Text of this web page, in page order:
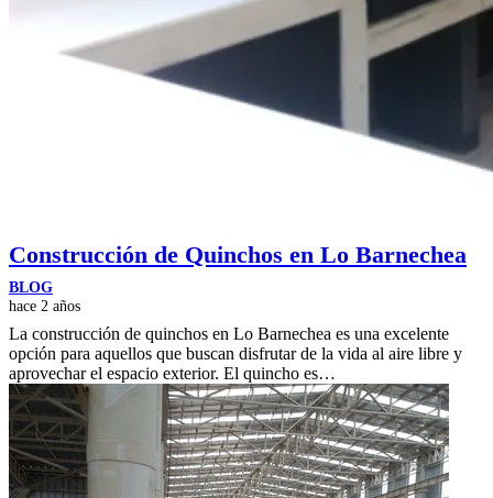
Construcción de Quinchos en Lo Barnechea
BLOG
hace 2 años
La construcción de quinchos en Lo Barnechea es una excelente
opción para aquellos que buscan disfrutar de la vida al aire libre y
aprovechar el espacio exterior. El quincho es…